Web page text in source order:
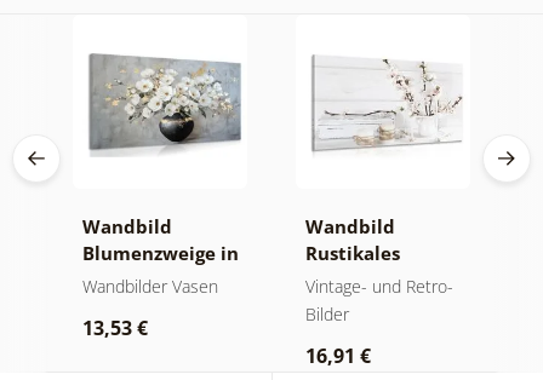
Wandbild
Blumenzweige in
einer schwarzen
Wandbilder Vasen
13,53 €
Wandbild
Rustikales
Stillleben
Vintage- und Retro-
Bilder
16,91 €